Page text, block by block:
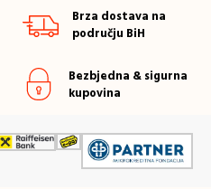
Brza dostava na
području BiH
Bezbjedna & sigurna
kupovina